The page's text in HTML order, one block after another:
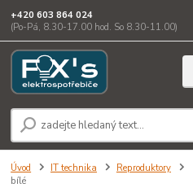
+420 603 864 024
(Po-Pá, 8.30-17.00 hod. So 8.30-11.00)
Úvod IT technika Reproduktory
bílé